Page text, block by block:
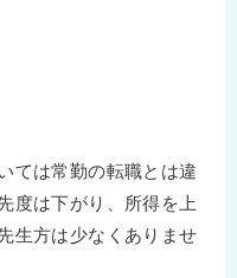
ては常勤の転職とは違
度は下がり、所得を上
生方は少なくありませ